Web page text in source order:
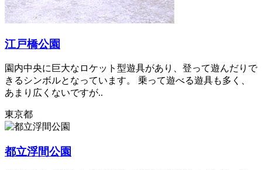
江戸橋公園
園内中央に巨大なロケット型遊具があり、登って遊んだりで
きるシンボルとなっています。 乗って遊べる遊具も多く、
あまり広くないですが..
東京都
都立浮間公園